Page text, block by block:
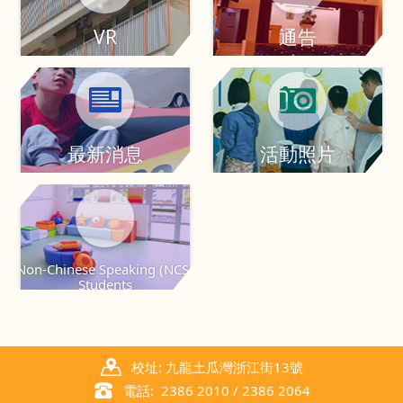
VR 通告
最新消息 活動照片
Non-Chinese Speaking (NCS)
Students
校址: 九龍土瓜灣浙江街13號
電話: 2386 2010 / 2386 2064